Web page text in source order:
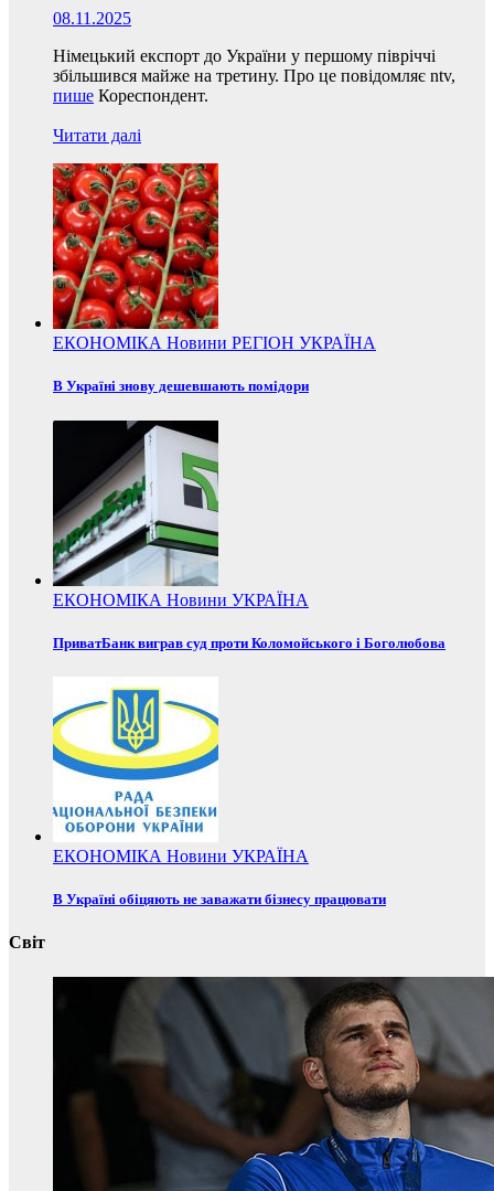
08.11.2025
Німецький експорт до України у першому півріччі
збільшився майже на третину. Про це повідомляє ntv,
пише Кореспондент.
Читати далі
ЕКОНОМІКА Новини РЕГІОН УКРАЇНА
В Україні знову дешевшають помідори
ЕКОНОМІКА Новини УКРАЇНА
ПриватБанк виграв суд проти Коломойського і Боголюбова
ЕКОНОМІКА Новини УКРАЇНА
В Україні обіцяють не заважати бізнесу працювати
Світ